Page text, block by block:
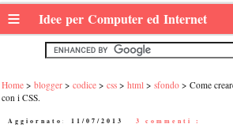
≡ Idee per Computer ed Internet
Home blogger codice css html sfondo
Come
con i CSS.
Aggiornato: 11/07/2013 3 commenti :